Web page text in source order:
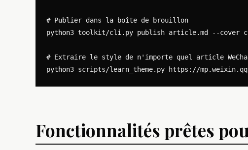
# Publier dans la boîte de brouillon
python3 toolkit/cli.py publish article.md --cover
# Extraire le style de n'importe quel article
Fonctionnalités prêtes